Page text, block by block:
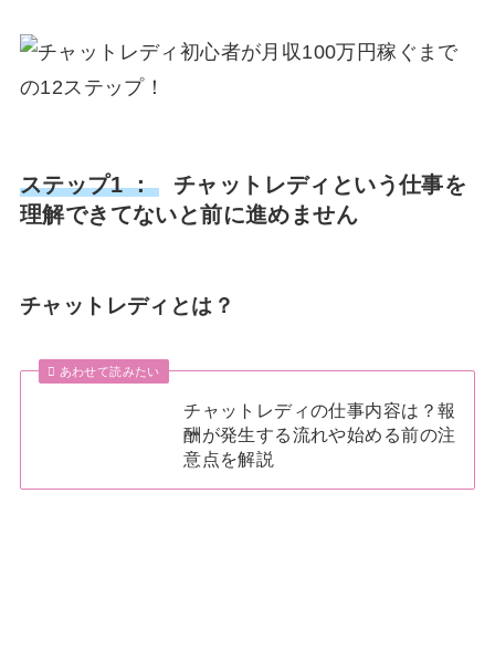
ステップ1 ：
チャットレディという仕事を
理解できてないと前に進めません
チャットレディとは？
あわせて読みたい
チャットレディの仕事内容は？報
酬が発生する流れや始める前の注
意点を解説